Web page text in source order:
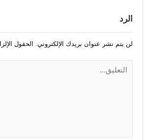
الرد
لن يتم نشر عنوان بريدك الإلكتروني. الحقول